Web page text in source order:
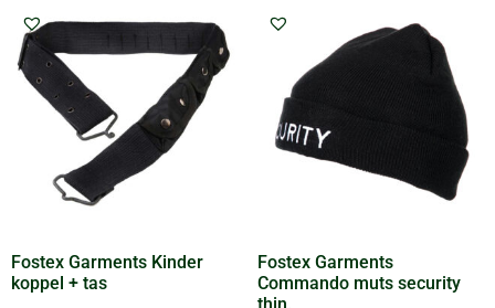
Fostex Garments Kinder
koppel + tas
Fostex Garments
Commando muts security